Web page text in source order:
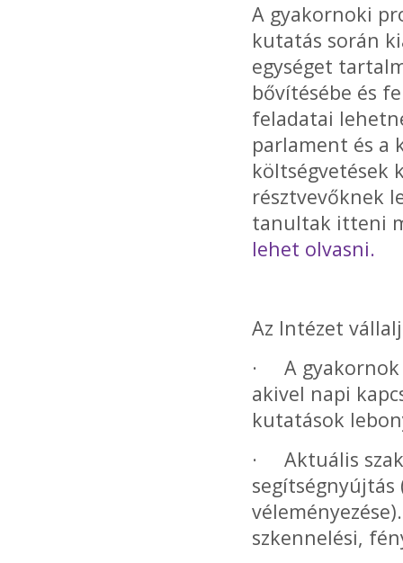
A gyakornoki
kutatás során
egységet
bővítésébe és
feladatai
parlament és a
költségvetések
résztvevőknek
tanultak itteni
lehet olvasni.
Az Intézet
· A gyakornok
akivel napi
kutatások
· Aktuális
szkennelési,